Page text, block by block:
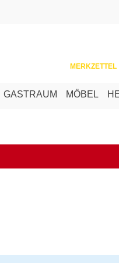
MERKZETTEL
GASTRAUM MÖBEL